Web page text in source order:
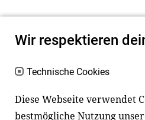
Wir respektieren
Technische Cookies
Diese Webseite verwendet
bestmögliche Nutzung